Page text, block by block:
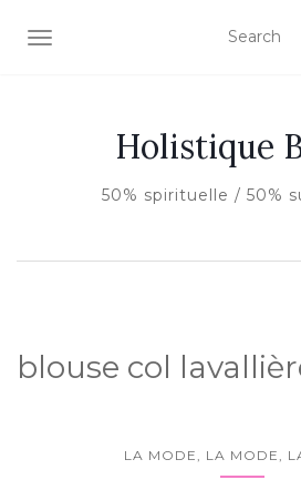
AFFICHER/MASQUER LA
Holistique
50% spirituelle / 50%
blouse col
LA MODE, LA MODE,